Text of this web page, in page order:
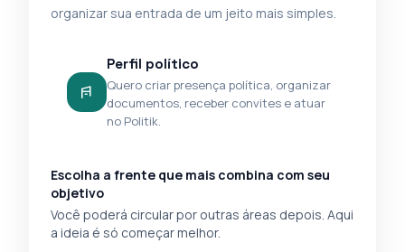
organizar sua entrada de um jeito mais simples.
Perfil político
Quero criar presença política, organizar
documentos, receber convites e atuar
no Politik.
Escolha a frente que mais combina com seu
objetivo
Você poderá circular por outras áreas depois. Aqui
a ideia é só começar melhor.